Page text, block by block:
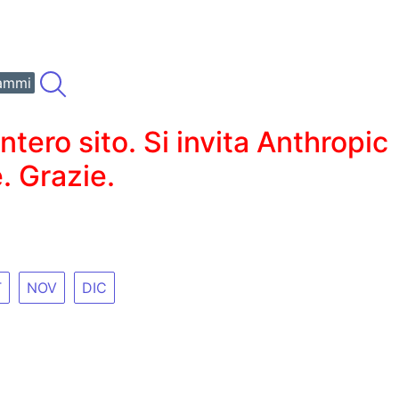
sito. Si invita Anthropic
Grazie.
NOV DIC